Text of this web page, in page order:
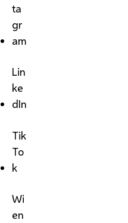
ta
gr
am
Lin
ke
dIn
Tik
To
k
Wi
en